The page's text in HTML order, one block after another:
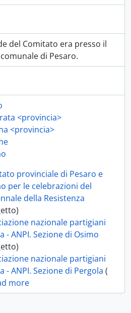
fasc.18 - "Resistenza (generale)", 1954-1985
- Intervista di Carlo Paladini a Renato Vianello, 10 agosto 1979
b.8-fasc.20 - Interviste varie, 1979-1988
di Carlo Paladini a Walchiria Terradura e a Renato Vianello, 22 marzo 1980
b.8-fasc.22 - "Cinquantesimo", 1982-2000
- Carlo Paladini. Intervista Arnaldo Mauri. 27/5/87, 1987
b.9-fasc.24 - Mauri Arnaldo, 1995
fasc.25 - [Distaccamento GAP Schieti], 1996
"Tenente Mini e altri (Davide Mariani) (sempre le interviste ecc.)", s.d.
1947-1997
e materiale a stampa, 1943-1999
del Comitato era presso il
di Pesaro.
<provincia>
<provincia>
provinciale di Pesaro e
per le celebrazioni del
della Resistenza
nazionale partigiani
- ANPI. Sezione di Osimo
nazionale partigiani
- ANPI. Sezione di Pergola (
more